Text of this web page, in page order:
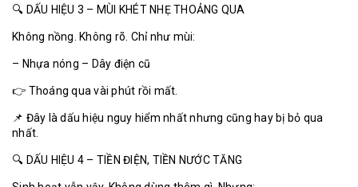
🔍 DẤU HIỆU 3 – MÙI KHÉT NHẸ THOẢNG QUA
Không nồng. Không rõ. Chỉ như mùi:
– Nhựa nóng – Dây điện cũ
👉 Thoáng qua vài phút rồi mất.
📌 Đây là dấu hiệu nguy hiểm nhất nhưng cũng hay bị bỏ qua
nhất.
🔍 DẤU HIỆU 4 – TIỀN ĐIỆN, TIỀN NƯỚC TĂNG